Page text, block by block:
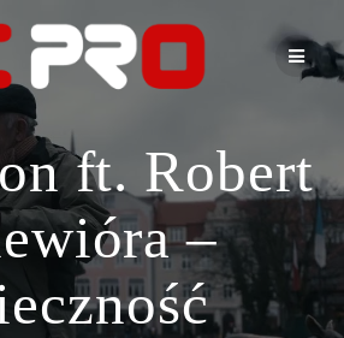
to
content
ft. Robert
–